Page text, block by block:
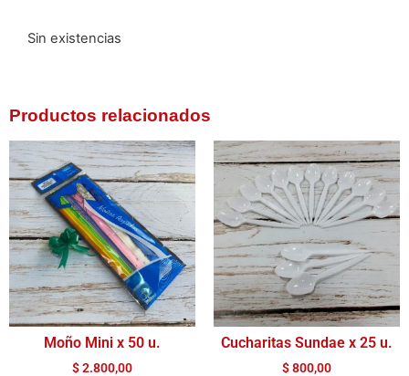
Sin existencias
Productos relacionados
Moño Mini x 50 u.
$2.800,00
Cucharitas Sundae x 25 u.
$800,00